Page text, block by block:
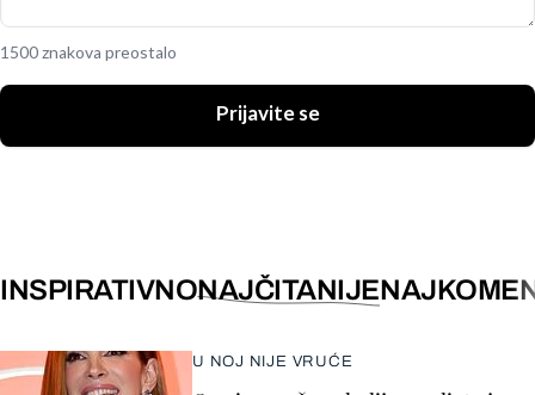
1500 znakova preostalo
Prijavite se
INSPIRATIVNONAJČITANIJE
U NOJ NIJE VRUĆE